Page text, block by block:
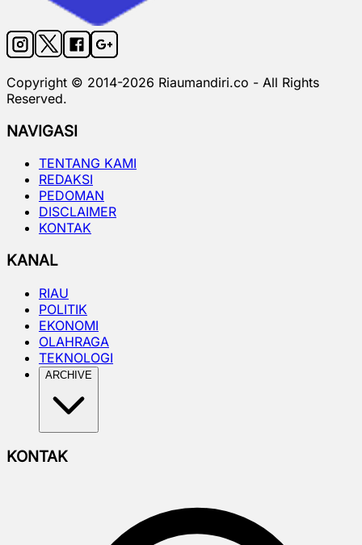
Copyright © 2014-2026 Riaumandiri.co - All Rights
Reserved.
NAVIGASI
TENTANG KAMI
REDAKSI
PEDOMAN
DISCLAIMER
KONTAK
KANAL
RIAU
POLITIK
EKONOMI
OLAHRAGA
TEKNOLOGI
ARCHIVE
KONTAK